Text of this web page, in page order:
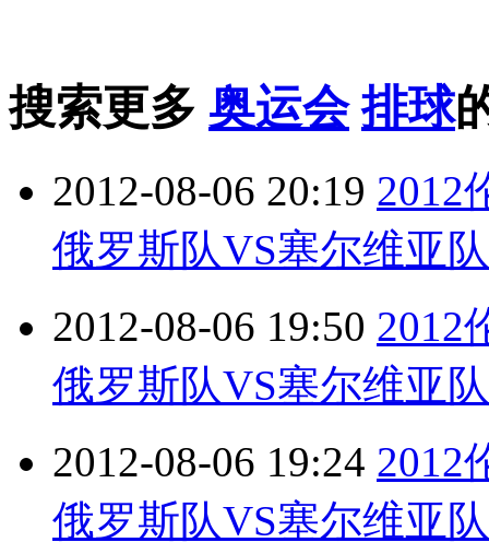
搜索更多 奥运会 排球
2012-08-06 20:19 2012
俄罗斯队VS塞尔维亚
2012-08-06 19:50 2012
俄罗斯队VS塞尔维亚
2012-08-06 19:24 2012
俄罗斯队VS塞尔维亚